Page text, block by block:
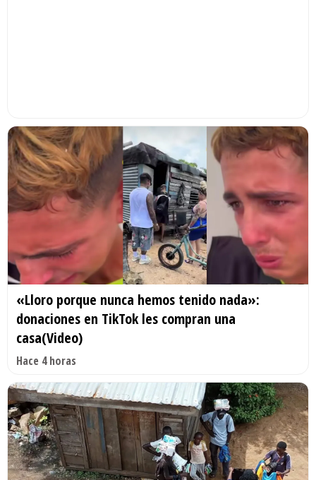
«Lloro porque nunca hemos tenido nada»:
donaciones en TikTok les compran una
casa(Video)
Hace 4 horas